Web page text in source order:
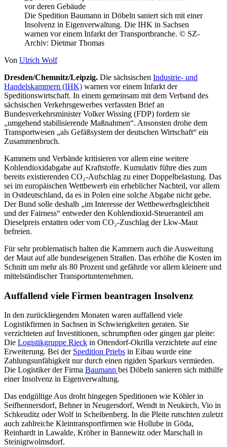
Die Spedition Baumann in Döbeln saniert sich mit einer
Insolvenz in Eigenverwaltung. Die IHK in Sachsen
warnen vor einem Infarkt der Transportbranche. © SZ-
Archiv: Dietmar Thomas
Von Ulrich Wolf
Dresden/Chemnitz/Leipzig. Die sächsischen Industrie- und
Handelskammern (IHK) warnen vor einem Infarkt der
Speditionswirtschaft. In einem gemeinsam mit dem Verband des
sächsischen Verkehrsgewerbes verfassten Brief an
Bundesverkehrsminister Volker Wissing (FDP) fordern sie
„umgehend stabilisierende Maßnahmen“. Ansonsten drohe dem
Transportwesen „als Gefäßsystem der deutschen Wirtschaft“ ein
Zusammenbruch.
Kammern und Verbände kritisieren vor allem eine weitere
Kohlendioxidabgabe auf Kraftstoffe. Kumulativ führe dies zum
bereits existierenden CO₂-Aufschlag zu einer Doppelbelastung. Das
sei im europäischen Wettbewerb ein erheblicher Nachteil, vor allem
in Ostdeutschland, da es in Polen eine solche Abgabe nicht gebe.
Der Bund solle deshalb „im Interesse der Wettbewerbsgleichheit
und der Fairness“ entweder den Kohlendioxid-Steueranteil am
Dieselpreis erstatten oder vom CO₂-Zuschlag der Lkw-Maut
befreien.
Für sehr problematisch halten die Kammern auch die Ausweitung
der Maut auf alle bundeseigenen Straßen. Das erhöhe die Kosten im
Schnitt um mehr als 80 Prozent und gefährde vor allem kleinere und
mittelständischer Transportunternehmen.
Auffallend viele Firmen beantragen Insolvenz
In den zurückliegenden Monaten waren auffallend viele
Logistikfirmen in Sachsen in Schwierigkeiten geraten. Sie
verzichteten auf Investitionen, schrumpften oder gingen gar pleite:
Die Logistikgruppe Rieck in Ottendorf-Okrilla verzichtete auf eine
Erweiterung. Bei der Spedition Priebs in Eibau wurde eine
Zahlungsunfähigkeit nur durch einen rigiden Sparkurs vermieden.
Die Logistiker der Firma Baumann bei Döbeln sanieren sich mithilfe
einer Insolvenz in Eigenverwaltung.
Das endgültige Aus droht hingegen Speditionen wie Köhler in
Seifhennersdorf, Behner in Neugersdorf, Wendt in Neukirch, Vio in
Schkeuditz oder Wolf in Scheibenberg. In die Pleite rutschten zuletzt
auch zahlreiche Kleintransportfirmen wie Hollube in Göda,
Reinhardt in Lawalde, Kröher in Bannewitz oder Marschall in
Steinigtwolmsdorf.